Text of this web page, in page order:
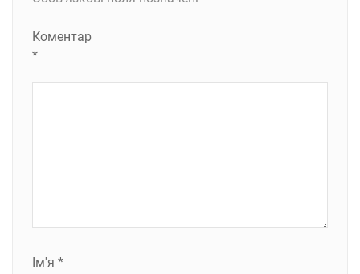
Коментар
*
Ім'я *